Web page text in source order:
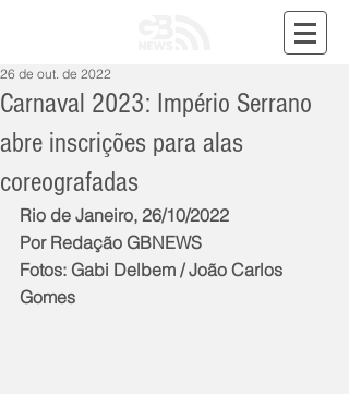
Carnaval 2023: Império Serrano
abre inscrições para alas
coreografadas
26 de out. de 2022
Rio de Janeiro, 26/10/2022
Por Redação GBNEWS
Fotos: Gabi Delbem / João Carlos
Gomes